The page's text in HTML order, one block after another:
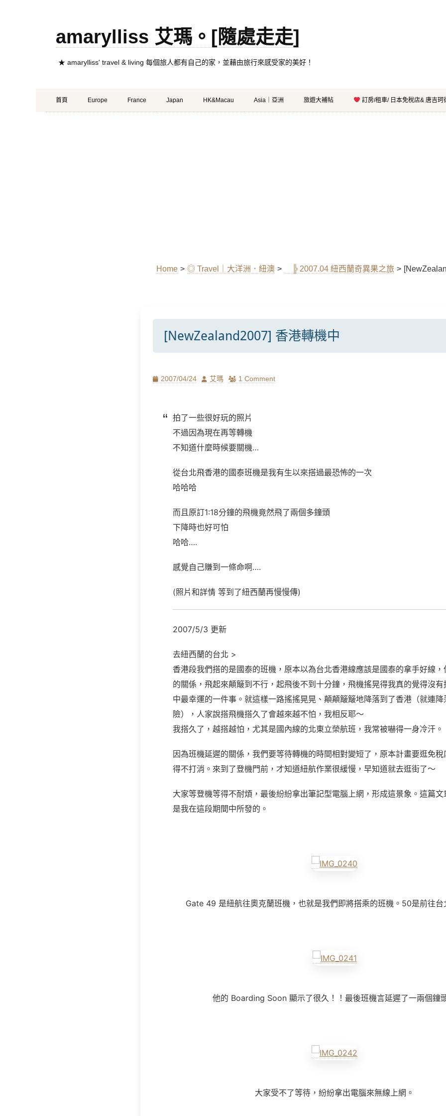
amarylliss 艾瑪。[隨處走走]
★ amarylliss' travel & living 每個旅人都有自己的家，並藉由旅行來感受家的美好！
Primary
Menu
Skip
to
首頁 Europe France Japan HK&Macau Asia｜亞洲 旅遊大補帖 訂房/租車/ 日本免稅店& 唐吉珂
Home > ◎ Travel｜大洋洲．紐澳 > ╠ 2007.04 紐西蘭奇異果之旅 >
[NewZealand2007] 香港轉機中
Posted
2007/04/24 Author
艾瑪 1 Comment
拍了一些很好玩的照片
不過因為現在再等轉機
不知道什麼時候要關機…
從台北飛香港的國泰班機是我有生以來搭過最恐怖的一次
哈哈哈
而且原訂1:18分鐘的飛機竟然飛了兩個多鐘頭
下降時也好可怕
哈哈….
感覺自己賺到一條命啊….
(照片和詳情 等到了紐西蘭再慢慢傳)
2007/5/3 更新
去紐西蘭的台北 >
香港段我們搭的是國泰的班機，原本以為台北香港線應該是國泰的拿手好線，
的關係，飛起來顛簸到不行，起飛後不到十分鐘，飛機搖晃得我真的覺得沒有
中最幸運的一件事。就這樣一路搖搖晃晃、顛顛簸簸地降落到了香港（就連降
險），人家說搭飛機搭久了會越來越不怕，我相反耶～
我搭久了，越搭越怕，尤其是國內線的北東立榮航班，我常被嚇得一身冷汗。
因為班機延遲的關係，我們要等待轉機的時間相對變短了，原本計畫要逛免稅
得不打消。來到了登機門前，才知道紐航作業很緩慢，早知道就去逛街了～
大家等登機等得不耐煩，最後紛紛拿出筆記型電腦上網，形成這景象。這篇文
是我在這段期間中所發的。
Gate 49 是紐航往奧克蘭班機，也就是我們即將搭乘的班機。50是前往台
他的 Boarding Soon 顯示了很久！！最後班機言延遲了一兩個鐘
大家受不了等待，紛紛拿出電腦來無線上網。